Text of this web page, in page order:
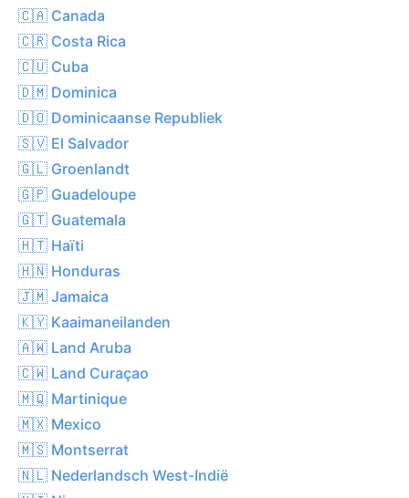
🇨🇦 Canada
🇨🇷 Costa Rica
🇨🇺 Cuba
🇩🇲 Dominica
🇩🇴 Dominicaanse Republiek
🇸🇻 El Salvador
🇬🇱 Groenlandt
🇬🇵 Guadeloupe
🇬🇹 Guatemala
🇭🇹 Haïti
🇭🇳 Honduras
🇯🇲 Jamaica
🇰🇾 Kaaimaneilanden
🇦🇼 Land Aruba
🇨🇼 Land Curaçao
🇲🇶 Martinique
🇲🇽 Mexico
🇲🇸 Montserrat
🇳🇱 Nederlandsch West-Indië